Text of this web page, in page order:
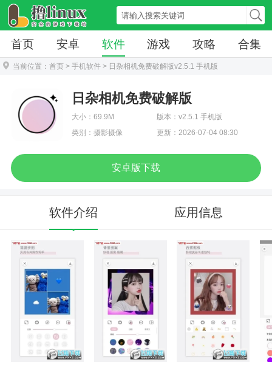
首页 安卓 软件 游戏 攻略 合集
当前位置： 首页 > 手机软件 > 日杂相机免费破解版v2.5.1 手机版
日杂相机免费破解版
大小：69.9M
版本：v2.5.1 手机版
类别：摄影摄像
更新：2026-07-04 08:30
安卓版下载
软件介绍 应用信息